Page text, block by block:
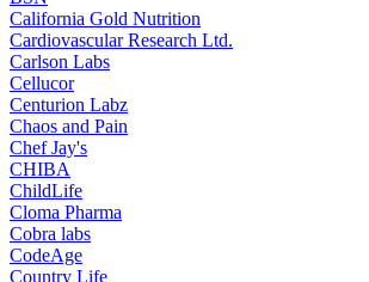
California Gold Nutrition
Cardiovascular Research Ltd.
Carlson Labs
Cellucor
Centurion Labz
Chaos and Pain
Chef Jay's
CHIBA
ChildLife
Cloma Pharma
Cobra labs
CodeAge
Country Life